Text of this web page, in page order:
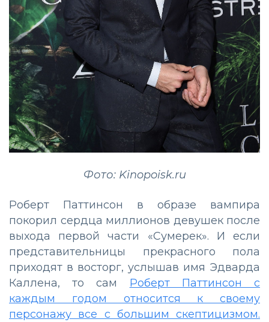
Фото: Kinopoisk.ru
Роберт Паттинсон в образе вампира
покорил сердца миллионов девушек после
выхода первой части «Сумерек». И если
представительницы прекрасного пола
приходят в восторг, услышав имя Эдварда
Каллена, то сам Роберт Паттинсон с
каждым годом относится к своему
персонажу все с большим скептицизмом.